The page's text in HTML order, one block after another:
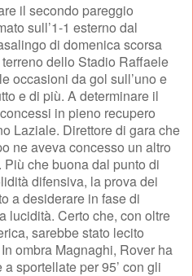
il secondo pareggio
sull’1-1 esterno dal
di domenica scorsa
dello Stadio Raffaele
occasioni da gol sull’uno e
e di più. A determinare il
in pieno recupero
Laziale. Direttore di gara che
ne aveva concesso un altro
che buona dal punto di
difensiva, la prova dei
a desiderare in fase di
lucidità. Certo che, con oltre
sarebbe stato lecito
ombra Magnaghi, Rover ha
sportellate per 95’ con gli